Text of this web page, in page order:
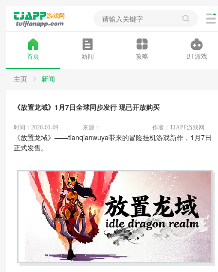
首页 新闻 攻略 BT游戏
主页 新闻
《放置龙域》1月7日全球同步发行 现已开放购买
时间：2026-01-09 来源： 作者：TJAPP游戏网
《放置龙域》——tianqianwuya带来的冒险挂机游戏新作，1月7日
正式发售。